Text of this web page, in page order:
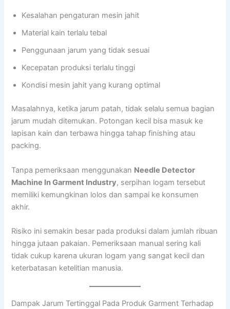
Kesalahan pengaturan mesin jahit
Material kain terlalu tebal
Penggunaan jarum yang tidak sesuai
Kecepatan produksi terlalu tinggi
Kondisi mesin jahit yang kurang optimal
Masalahnya, ketika jarum patah, tidak selalu semua bagian
jarum mudah ditemukan. Potongan kecil bisa masuk ke
lapisan kain dan terbawa hingga tahap finishing atau
packing.
Tanpa pemeriksaan menggunakan Needle Detector
Machine In Garment Industry, serpihan logam tersebut
memiliki kemungkinan lolos dan sampai ke konsumen
akhir.
Risiko ini semakin besar pada produksi dalam jumlah ribuan
hingga jutaan pakaian. Pemeriksaan manual sering kali
tidak cukup karena ukuran logam yang sangat kecil dan
keterbatasan ketelitian manusia.
Dampak Jarum Tertinggal Pada Produk Garment Terhadap